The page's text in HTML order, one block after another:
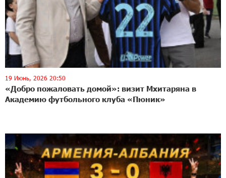
19 Июнь, 2026 20:50
«Добро пожаловать домой»: визит Мхитаряна в
Академию футбольного клуба «Пюник»